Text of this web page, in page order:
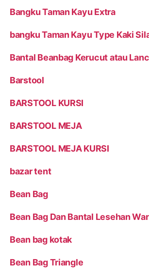
Bangku Taman Kayu Extra
bangku Taman Kayu Type Kaki
Bantal Beanbag Kerucut atau
Barstool
BARSTOOL KURSI
BARSTOOL MEJA
BARSTOOL MEJA KURSI
bazar tent
Bean Bag
Bean Bag Dan Bantal Lesehan
Bean bag kotak
Bean Bag Triangle